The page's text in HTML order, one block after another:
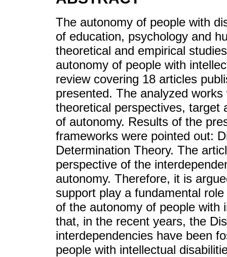
The autonomy of people with
of education, psychology and
theoretical and empirical
autonomy of people with
review covering 18 articles
presented. The analyzed
theoretical perspectives, target
of autonomy. Results of the
frameworks were pointed out:
Determination Theory. The
perspective of the
autonomy. Therefore, it is
support play a fundamental
of the autonomy of people with
that, in the recent years, the
interdependencies have been
people with intellectual